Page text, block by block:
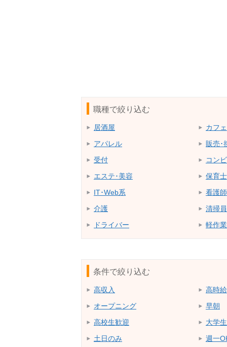
職種で絞り込む
居酒屋 カフェ
アパレル 販売･
受付 コン
エステ･美容 保育士
IT･Web系 看護師
介護 清掃員
ドライバー 軽作業
条件で絞り込む
高収入 高時給
オープニング 早朝
高校生歓迎 大学
土日のみ 週一